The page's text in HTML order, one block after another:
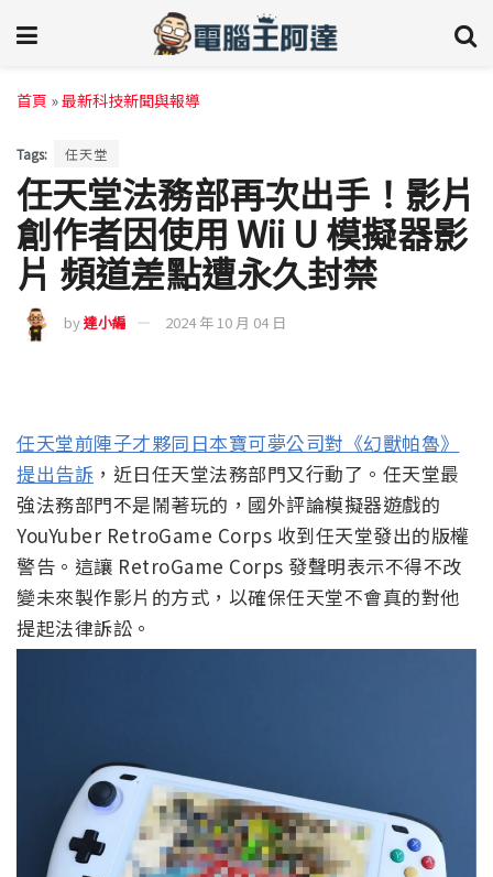
首頁 »最新科技新聞與報導
Tags: 任天堂
任天堂法務部再次出手！影片
創作者因使用 Wii U 模擬器影
片 頻道差點遭永久封禁
by達小編 2024 年 10 月 04 日
任天堂前陣子才夥同日本寶可夢公司對《幻獸帕魯》
提出告訴 ，近日任天堂法務部門又行動了。任天堂最
強法務部門不是鬧著玩的，國外評論模擬器遊戲的
YouYuber RetroGame Corps 收到任天堂發出的版權
警告。這讓 RetroGame Corps 發聲明表示不得不改
變未來製作影片的方式，以確保任天堂不會真的對他
提起法律訴訟。